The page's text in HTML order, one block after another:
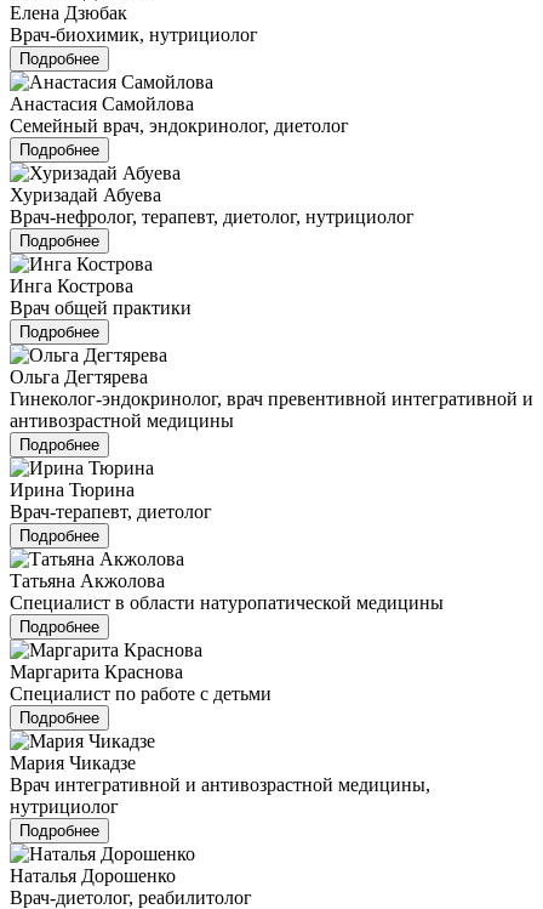
Елена Дзюбак
Врач-биохимик, нутрициолог
Подробнее
Анастасия Самойлова
Семейный врач, эндокринолог, диетолог
Подробнее
Хуризадай Абуева
Врач-нефролог, терапевт, диетолог, нутрициолог
Подробнее
Инга Кострова
Врач общей практики
Подробнее
Ольга Дегтярева
Гинеколог-эндокринолог, врач превентивной интегративной и
антивозрастной медицины
Подробнее
Ирина Тюрина
Врач-терапевт, диетолог
Подробнее
Татьяна Акжолова
Специалист в области натуропатической медицины
Подробнее
Маргарита Краснова
Специалист по работе с детьми
Подробнее
Мария Чикадзе
Врач интегративной и антивозрастной медицины,
нутрициолог
Подробнее
Наталья Дорошенко
Врач-диетолог, реабилитолог